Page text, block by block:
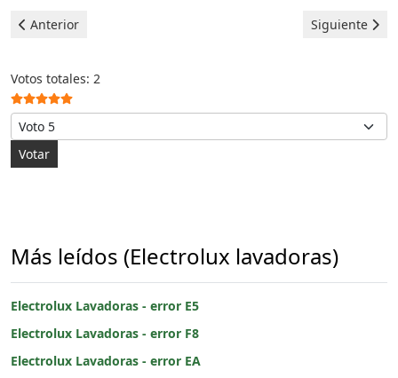
Artículo anterior: Electrolux Lavadoras - error EA
Anterior Artículo
Siguiente
Ratio:5/5
Votos totales: 2
Por favor, vote
Más leídos (Electrolux lavadoras)
Electrolux Lavadoras - error E5
Electrolux Lavadoras - error F8
Electrolux Lavadoras - error EA